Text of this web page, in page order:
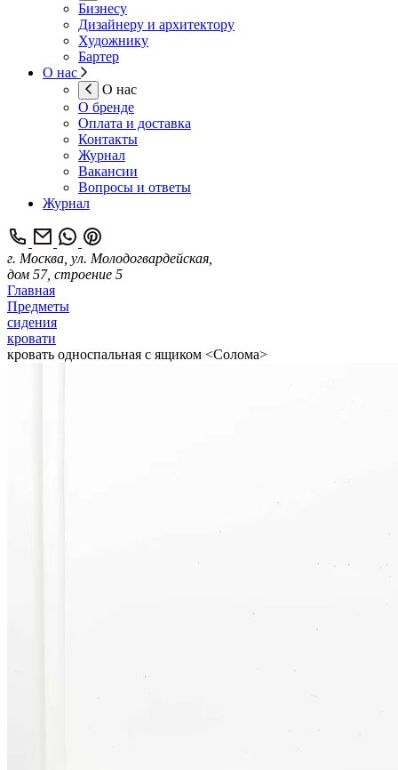
Бизнесу
Дизайнеру и архитектору
Художнику
Бартер
О нас
О нас
О бренде
Оплата и доставка
Контакты
Журнал
Вакансии
Вопросы и ответы
Журнал
г. Москва, ул. Молодогвардейская,
дом 57, строение 5
Главная
Предметы
сидения
кровати
кровать односпальная с ящиком <Солома>